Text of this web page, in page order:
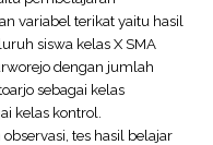
variabel terikat yaitu hasil
siswa kelas X SMA
dengan jumlah
sebagai kelas
kelas kontrol.
tes hasil belajar